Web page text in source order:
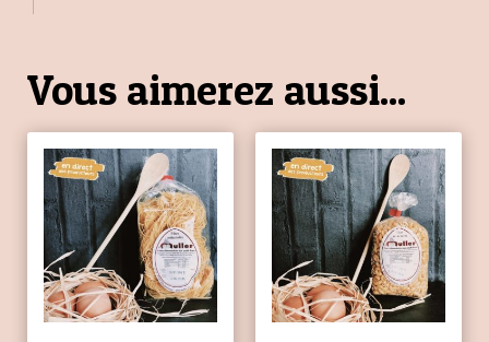
Vous aimerez aussi...